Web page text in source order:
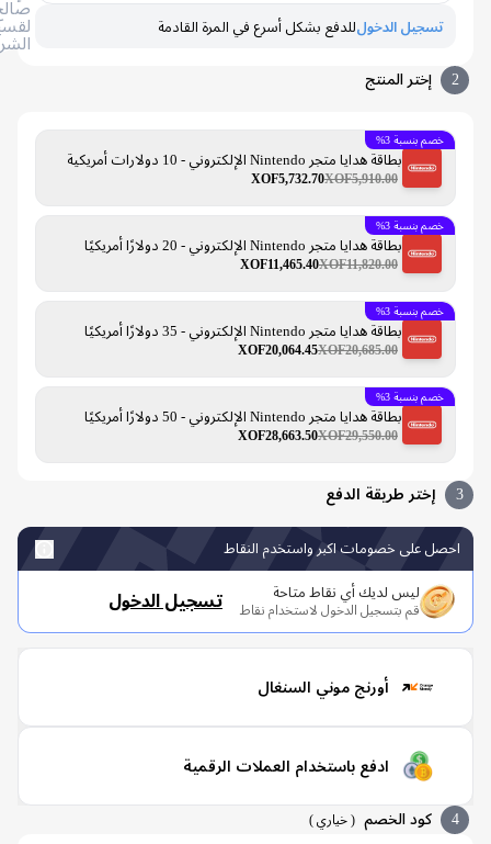
صالح
لقسيمة
تسجيل الدخول للدفع بشكل أسرع في المرة القادمة
إختر المنتج
بطاقة هدايا متجر Nintendo الإلكتروني - 10 دولارات أمريكية
XOF5,910.00
XOF5,732.70
خصم بنسبة 3%
بطاقة هدايا متجر Nintendo الإلكتروني - 20 دولارًا أمريكيًا
XOF11,820.00
XOF11,465.40
خصم بنسبة 3%
بطاقة هدايا متجر Nintendo الإلكتروني - 35 دولارًا أمريكيًا
XOF20,685.00
XOF20,064.45
خصم بنسبة 3%
بطاقة هدايا متجر Nintendo الإلكتروني - 50 دولارًا أمريكيًا
XOF29,550.00
XOF28,663.50
خصم بنسبة 3%
إختر طريقة الدفع
على خصومات اكبر واستخدم النقاط
ليس لديك أي نقاط متاحة
قم بتسجيل الدخول لاستخدام نقاط تسجيل الدخول
أورنج موني السنغال
ادفع باستخدام العملات الرقمية
كود الخصم (خياري )